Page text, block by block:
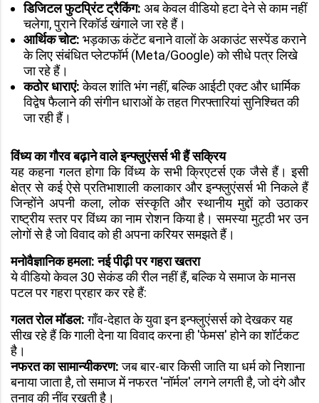
डिजिटल फुटप्रिंट ट्रैकिंग: अब केवल वीडियो हटा देने से काम नहीं
चलेगा, पुराने रिकॉर्ड खंगाले जा रहे हैं।
आर्थिक चोट: भड़काऊ कंटेंट बनाने वालों के अकाउंट सस्पेंड कराने
के लिए संबंधित प्लेटफॉर्म (Meta/Google) को सीधे पत्र लिखे
जा रहे हैं।
कठोर धाराएं:केवल शांति भंग नहीं, बल्कि आईटी एक्ट और धार्मिक
विद्वेष फैलाने की संगीन धाराओं के तहत गिरफ्तारियां सुनिश्चित की
जा रही हैं।
विंध्य का गौरव बढ़ाने वाले इन्फ्लुएंसर्स भी हैं सक्रिय
यह कहना गलत होगा कि विंध्य के सभी क्रिएटर्स एक जैसे हैं। इसी
क्षेत्र से कई ऐसे प्रतिभाशाली कलाकार और इन्फ्लुएंसर्स भी निकले हैं
जिन्होंने अपनी कला, लोक संस्कृति और स्थानीय मुद्दों को उठाकर
राष्ट्रीय स्तर पर विंध्य का नाम रोशन किया है। समस्या मुट्ठी भर उन
लोगों से है जो विवाद को ही अपना करियर समझते हैं।
मनोवैज्ञानिक हमला: नई पीढ़ी पर गहरा खतरा
ये वीडियो केवल 30 सेकंड की रील नहीं हैं, बल्कि ये समाज के मानस
पटल पर गहरा प्रहार कर रहे हैं:
गलत रोल मॉडल:गाँव-देहात के युवा इन इन्फ्लुएंसर्स को देखकर यह
सीख रहे हैं कि गाली देना या विवाद करना ही 'फेमस' होने का शॉर्टकट
है।
नफरत का सामान्यीकरण:जब बार-बार किसी जाति या धर्म को निशाना
बनाया जाता है, तो समाज में नफरत 'नॉर्मल' लगने लगती है, जो दंगे और
तनाव की नींव रखती है।